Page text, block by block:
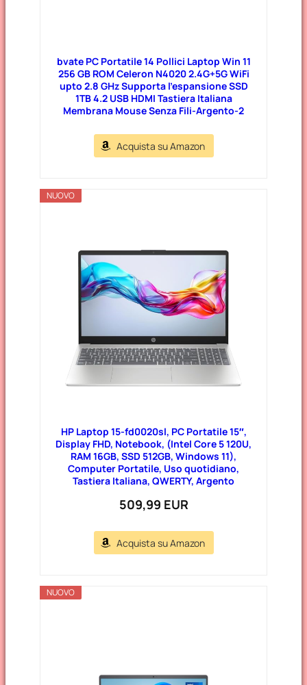
bvate PC Portatile 14 Pollici Laptop Win 11
256 GB ROM Celeron N4020 2.4G+5G WiFi
upto 2.8 GHz Supporta l’espansione SSD
1TB 4.2 USB HDMI Tastiera Italiana
Membrana Mouse Senza Fili-Argento-2
Acquista su Amazon
NUOVO
HP Laptop 15-fd0020sl, PC Portatile 15″,
Display FHD, Notebook, (Intel Core 5 120U,
RAM 16GB, SSD 512GB, Windows 11),
Computer Portatile, Uso quotidiano,
Tastiera Italiana, QWERTY, Argento
509,99 EUR
Acquista su Amazon
NUOVO